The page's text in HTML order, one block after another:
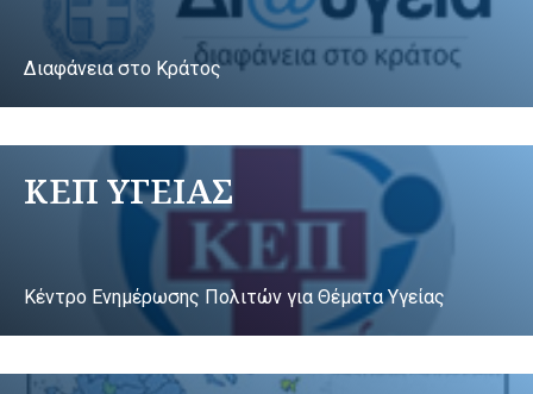
Διαφάνεια στο Κράτος
ΚΕΠ ΥΓΕΙΑΣ
Κέντρο Ενημέρωσης Πολιτών για Θέματα Υγείας